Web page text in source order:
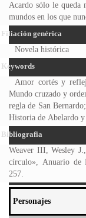
Acardo sólo le queda
mundos en los que
Filiación genérica
Novela histórica
Keywords
Amor cortés y
Mundo cruzado y
regla de San
Historia de Abelardo
Bibliografia
Weaver III, Wesley
círculo», Anuario de
257.
Personajes